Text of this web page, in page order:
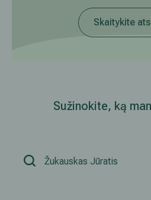
Skaitykite
Sužinokite, ką
Abdominalinė (pilvo) ir bendroji
Išsiplėtusių kojų venų gydymas